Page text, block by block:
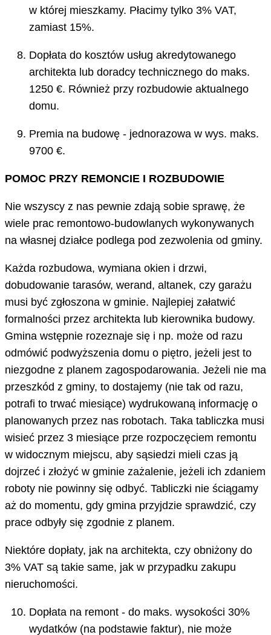
w której mieszkamy. Płacimy tylko 3% VAT,
zamiast 15%.
Dopłata do kosztów usług akredytowanego
architekta lub doradcy technicznego do maks.
1250 €. Również przy rozbudowie aktualnego
domu.
Premia na budowę - jednorazowa w wys. maks.
9700 €.
POMOC PRZY REMONCIE I ROZBUDOWIE
Nie wszyscy z nas pewnie zdają sobie sprawę, że
wiele prac remontowo-budowlanych wykonywanych
na własnej działce podlega pod zezwolenia od gminy.
Każda rozbudowa, wymiana okien i drzwi,
dobudowanie tarasów, werand, altanek, czy garażu
musi być zgłoszona w gminie. Najlepiej załatwić
formalności przez architekta lub kierownika budowy.
Gmina wstępnie rozeznaje się i np. może od razu
odmówić podwyższenia domu o piętro, jeżeli jest to
niezgodne z planem zagospodarowania. Jeżeli nie ma
przeszkód z gminy, to dostajemy (nie tak od razu,
potrafi to trwać miesiące) wydrukowaną informację o
planowanych przez nas robotach. Taka tabliczka musi
wisieć przez 3 miesiące prze rozpoczęciem remontu
w widocznym miejscu, aby sąsiedzi mieli czas ją
dojrzeć i złożyć w gminie zażalenie, jeżeli ich zdaniem
roboty nie powinny się odbyć. Tabliczki nie ściągamy
aż do momentu, gdy gmina przyjdzie sprawdzić, czy
prace odbyły się zgodnie z planem.
Niektóre dopłaty, jak na architekta, czy obniżony do
3% VAT są takie same, jak w przypadku zakupu
nieruchomości.
Dopłata na remont - do maks. wysokości 30%
wydatków (na podstawie faktur), nie może